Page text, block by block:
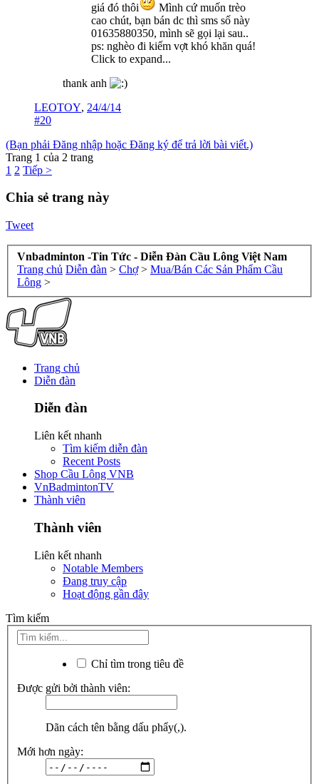
giá đó thôi
Mình cứ muốn trèo
cao chút, bạn bán dc thì sms số này
01635880350, mình sẽ gọi lại sau..
ps: nghèo đi kiếm vợt khó khăn quá!
Click to expand...
thank anh
LEOTOY, 24/4/14
#20
(Bạn phải Đăng nhập hoặc Đăng ký để trả lời bài viết.)
Trang 1 của 2 trang
1 2 Tiếp >
Chia sẻ trang này
Tweet
Vnbadminton -Tin Tức - Diễn Đàn Cầu Lông Việt Nam
Trang chủ Diễn đàn > Chợ > Mua/Bán Các Sản Phẩm Cầu
Lông >
Trang chủ
Diễn đàn
Diễn đàn
Liên kết nhanh
Tìm kiếm diễn đàn
Recent Posts
Shop Cầu Lông VNB
VnBadmintonTV
Thành viên
Thành viên
Liên kết nhanh
Notable Members
Đang truy cập
Hoạt động gần đây
Tìm kiếm
Chỉ tìm trong tiêu đề
Được gửi bởi thành viên:
Dãn cách tên bằng dấu phẩy(,).
Mới hơn ngày: